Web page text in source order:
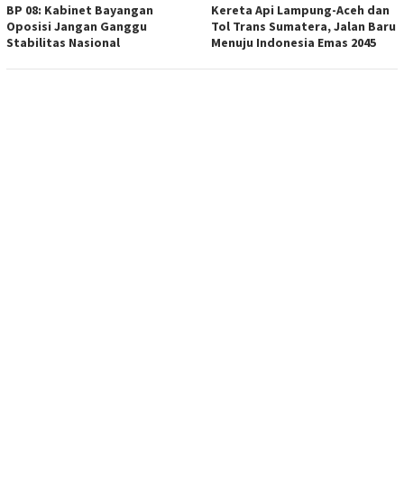
BP 08: Kabinet Bayangan
Oposisi Jangan Ganggu
Stabilitas Nasional
Kereta Api Lampung-Aceh dan
Tol Trans Sumatera, Jalan Baru
Menuju Indonesia Emas 2045